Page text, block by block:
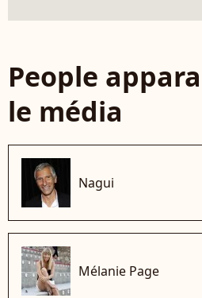
People
le média
Nagui
Mélanie Page